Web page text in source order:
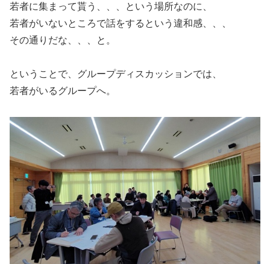
若者に集まって貰う、、、という場所なのに、
若者がいないところで話をするという違和感、、、
その通りだな、、、と。
ということで、グループディスカッションでは、
若者がいるグループへ。